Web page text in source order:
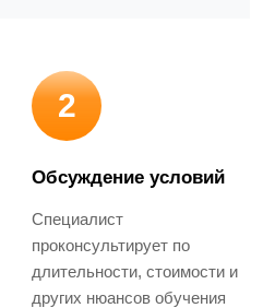
2
Обсуждение условий
Специалист
проконсультирует по
длительности, стоимости и
других нюансов обучения